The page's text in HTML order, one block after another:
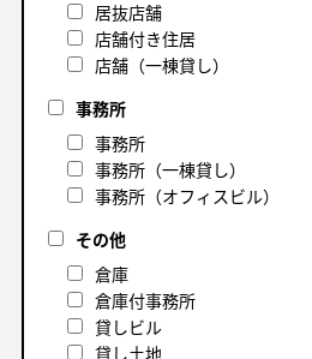
居抜店舗
店舗付き住居
店舗（一棟貸し）
事務所
事務所
事務所（一棟貸し）
事務所（オフィスビル）
その他
倉庫
倉庫付事務所
貸しビル
貸し土地